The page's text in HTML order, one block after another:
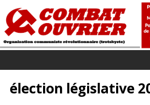
élection législative